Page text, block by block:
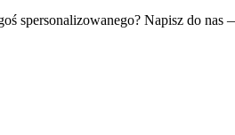
spersonalizowanego? Napisz do